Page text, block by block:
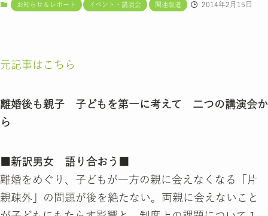
お知らせ＆レポート イベント・講演会 関連報道 2014年2月15日
元記事はこちら
離婚後も親子 子どもを第一に考えて 二つの講演会か
ら
■新訳男女 語り合おう■
離婚をめぐり、子どもが一方の親に会えなくなる「片
親疎外」の問題が後を絶たない。両親に会えないこと